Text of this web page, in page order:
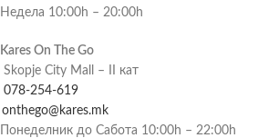
Недела 10:00h – 20:00h
Kares On The Go
Skopje City Mall – II кат
078-254-619
onthego@kares.mk
Понеделник до Сабота 10:00h – 22:00h